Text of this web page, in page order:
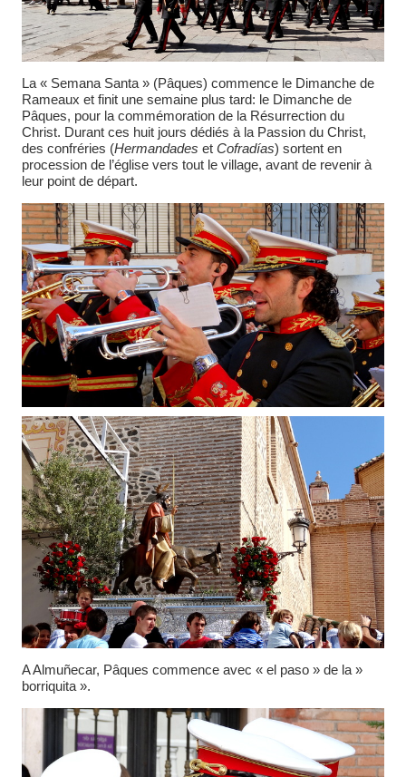
La « Semana Santa » (Pâques) commence le Dimanche de
Rameaux et finit une semaine plus tard: le Dimanche de
Pâques, pour la commémoration de la Résurrection du
Christ. Durant ces huit jours dédiés à la Passion du Christ,
des confréries (Hermandades et Cofradías) sortent en
procession de l’église vers tout le village, avant de revenir à
leur point de départ.
A Almuñecar, Pâques commence avec « el paso » de la »
borriquita ».